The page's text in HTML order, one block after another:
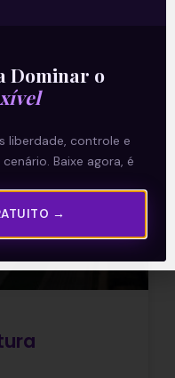
E EU COM ISSO
Dominar o
liberdade, controle e
Baixe agora, é
→